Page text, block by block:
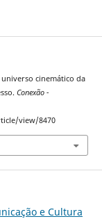
universo cinemático da
Conexão -
view/8470
e Cultura